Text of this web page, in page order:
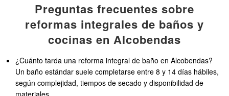
Preguntas frecuentes sobre
reformas integrales de baños y
cocinas en Alcobendas
¿Cuánto tarda una reforma integral de baño en Alcobendas?
Un baño estándar suele completarse entre 8 y 14 días hábiles,
según complejidad, tiempos de secado y disponibilidad de
materiales.